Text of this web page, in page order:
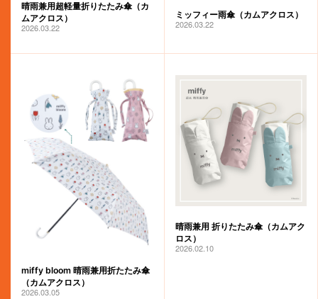
晴雨兼用超軽量折りたたみ傘（カ
ムアクロス）
2026.03.22
ミッフィー雨傘（カムアクロス）
2026.03.22
miffy bloom 晴雨兼用折たたみ傘
（カムアクロス）
2026.03.05
晴雨兼用 折りたたみ傘（カムアク
ロス）
2026.02.10